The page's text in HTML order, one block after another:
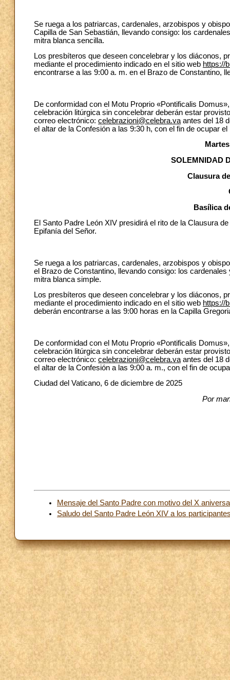
Se ruega a los patriarcas, cardenales, arzobispos y
Capilla de San Sebastián, llevando consigo: los
mitra blanca sencilla.
Los presbíteros que deseen concelebrar y los diáconos,
mediante el procedimiento indicado en el sitio web https://
encontrarse a las 9:00 a. m. en el Brazo de Constantino,
De conformidad con el Motu Proprio «Pontificalis
celebración litúrgica sin concelebrar deberán estar
correo electrónico: celebrazioni@celebra.va antes del 18
el altar de la Confesión a las 9:30 h, con el fin de ocupar
SOLEMNIDAD
Clausura
Basílica
El Santo Padre León XIV presidirá el rito de la Clausura
Epifanía del Señor.
Se ruega a los patriarcas, cardenales, arzobispos y
el Brazo de Constantino, llevando consigo: los
mitra blanca simple.
Los presbíteros que deseen concelebrar y los diáconos,
mediante el procedimiento indicado en el sitio web https://
deberán encontrarse a las 9:00 horas en la Capilla
De conformidad con el Motu Proprio «Pontificalis
celebración litúrgica sin concelebrar deberán estar
correo electrónico: celebrazioni@celebra.va antes del 18
el altar de la Confesión a las 9:00 a. m., con el fin de
Ciudad del Vaticano, 6 de diciembre de 2025
Por
Mensaje del Santo Padre con motivo del X
Saludo del Santo Padre León XIV a los